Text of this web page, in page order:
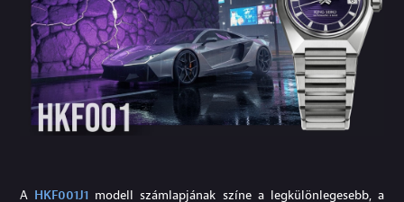
A HKF001J1 modell számlapjának színe a legkülönlegesebb, a